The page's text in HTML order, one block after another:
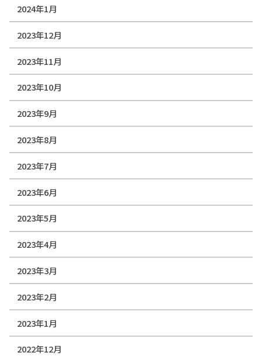
2024年1月
2023年12月
2023年11月
2023年10月
2023年9月
2023年8月
2023年7月
2023年6月
2023年5月
2023年4月
2023年3月
2023年2月
2023年1月
2022年12月